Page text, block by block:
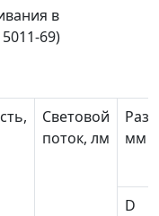
в
69)
Световой
поток, лм
мм
D